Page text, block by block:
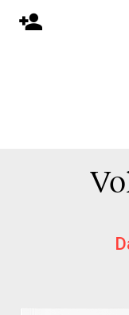
Environnement